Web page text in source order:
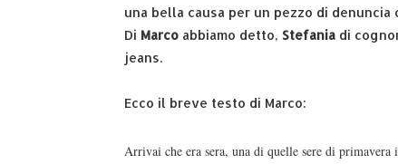
una bella causa per un pezzo di
Di Marco abbiamo detto, Stefania di
jeans.
Ecco il breve testo di Marco:
Arrivai che era sera, una di quelle sere di